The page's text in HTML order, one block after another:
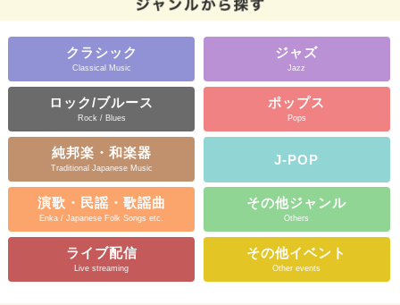
クラシック
Classical Music
ジャズ
Jazz
ロック/ブルース
Rock / Blues
ポップス
Pops
純邦楽・和楽器
Traditional Japanese Music
J-POP
演歌・民謡・歌謡曲
Enka / Japanese Folk Songs etc.
その他ジャンル
Others
ライブ配信
Live streaming
その他イベント
Other events